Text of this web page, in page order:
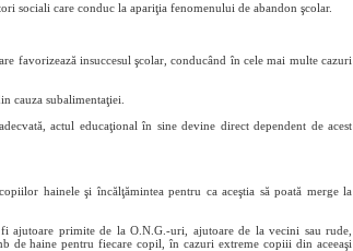
sociali care conduc la apariţia fenomenului de abandon şcolar.
favorizează insuccesul şcolar, conducând în cele mai multe cazuri
cauza subalimentaţiei.
actul educaţional în sine devine direct dependent de acest
hainele şi încălţămintea pentru ca aceştia să poată merge la
ajutoare primite de la O.N.G.-uri, ajutoare de la vecini sau rude,
de haine pentru fiecare copil, în cazuri extreme copiii din aceeaşi